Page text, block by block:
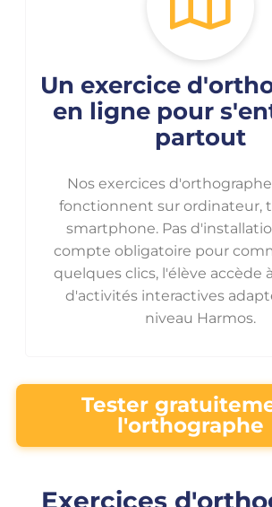
Un exercice
en ligne pour
partout
Nos exercices
fonctionnent sur ordinateur,
smartphone. Pas
compte obligatoire pour
quelques clics, l'élève accède
d'activités interactives
niveau Harmos.
Tester
l'orthographe
Exercices